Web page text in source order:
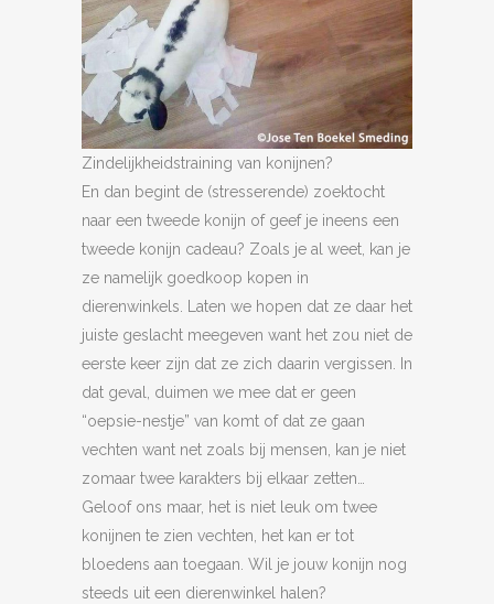
Zindelijkheidstraining van konijnen?
En dan begint de (stresserende) zoektocht
naar een tweede konijn of geef je ineens een
tweede konijn cadeau? Zoals je al weet, kan je
ze namelijk goedkoop kopen in
dierenwinkels. Laten we hopen dat ze daar het
juiste geslacht meegeven want het zou niet de
eerste keer zijn dat ze zich daarin vergissen. In
dat geval, duimen we mee dat er geen
“oepsie-nestje” van komt of dat ze gaan
vechten want net zoals bij mensen, kan je niet
zomaar twee karakters bij elkaar zetten…
Geloof ons maar, het is niet leuk om twee
konijnen te zien vechten, het kan er tot
bloedens aan toegaan. Wil je jouw konijn nog
steeds uit een dierenwinkel halen?